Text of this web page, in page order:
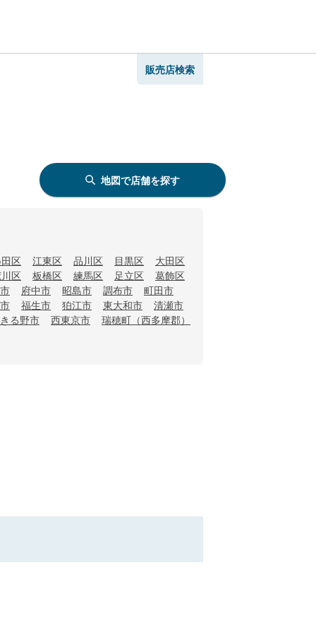
販売店検索
地図で店舗を探す
区 江東区 品川区 目黒区
大田区
区
板橋区 練馬区 足立区
葛飾区
府中市 昭島市 調布市
町田市
福生市 狛江市 東大和市
清瀬市
る野市
西東京市 瑞穂町（西多摩郡）